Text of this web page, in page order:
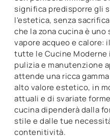
significa predisporre gli
l'estetica, senza
che la zona cucina è
vapore acqueo e calore:
tutte le Cucine Moderne
pulizia e manutenzione
attende una ricca
alto valore estetico, in
attuali e di svariate
cucina dipenderà dalla
stile e dalle tue
contenitività.